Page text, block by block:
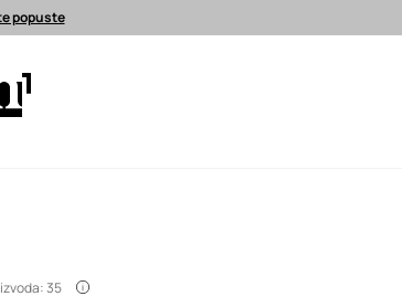
modne marke >
popuste
35